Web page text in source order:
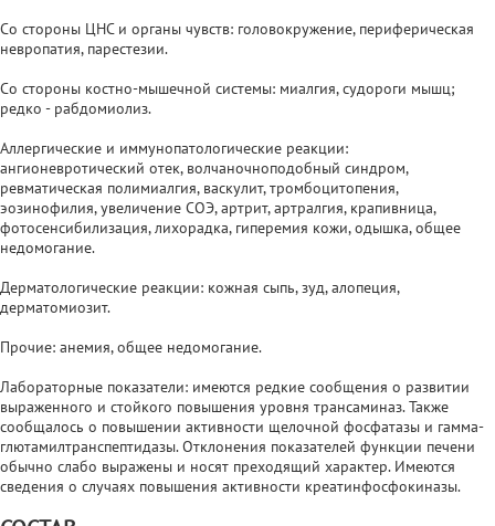
Со стороны ЦНС и органы чувств: головокружение, периферическая
невропатия, парестезии.
Со стороны костно-мышечной системы: миалгия, судороги мышц;
редко - рабдомиолиз.
Аллергические и иммунопатологические реакции:
ангионевротический отек, волчаночноподобный синдром,
ревматическая полимиалгия, васкулит, тромбоцитопения,
эозинофилия, увеличение СОЭ, артрит, артралгия, крапивница,
фотосенсибилизация, лихорадка, гиперемия кожи, одышка, общее
недомогание.
Дерматологические реакции: кожная сыпь, зуд, алопеция,
дерматомиозит.
Прочие: анемия, общее недомогание.
Лабораторные показатели: имеются редкие сообщения о развитии
выраженного и стойкого повышения уровня трансаминаз. Также
сообщалось о повышении активности щелочной фосфатазы и гамма-
глютамилтранспептидазы. Отклонения показателей функции печени
обычно слабо выражены и носят преходящий характер. Имеются
сведения о случаях повышения активности креатинфосфокиназы.